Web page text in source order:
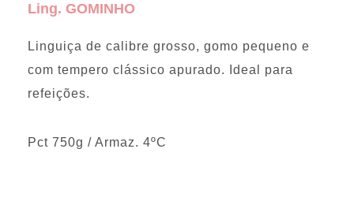
Ling. GOMINHO
Linguiça de calibre grosso, gomo pequeno e
com tempero clássico apurado. Ideal para
refeições.
Pct 750g / Armaz. 4ºC